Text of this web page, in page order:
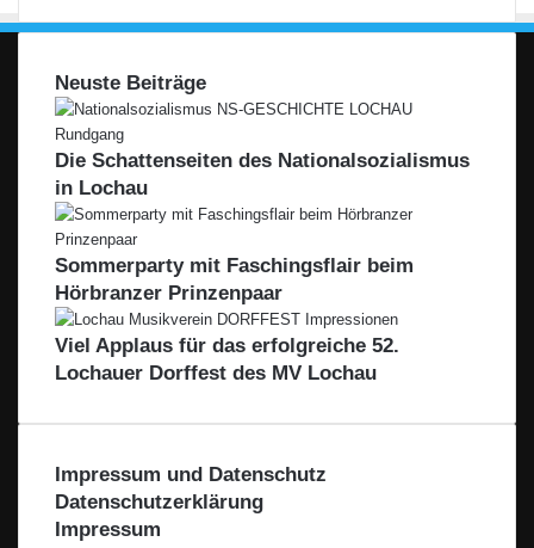
Neuste Beiträge
Die Schattenseiten des Nationalsozialismus
in Lochau
Sommerparty mit Faschingsflair beim
Hörbranzer Prinzenpaar
Viel Applaus für das erfolgreiche 52.
Lochauer Dorffest des MV Lochau
Impressum und Datenschutz
Datenschutzerklärung
Impressum